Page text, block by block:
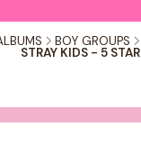
BOY GROUPS
STRAY KIDS - 5 STAR